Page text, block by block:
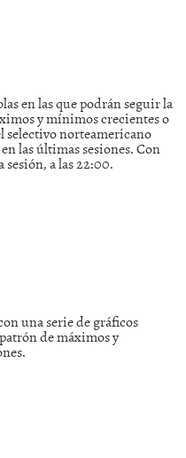
en las que podrán seguir la
y mínimos crecientes o
selectivo norteamericano
las últimas sesiones. Con
a las 22:00.
una serie de gráficos
de máximos y